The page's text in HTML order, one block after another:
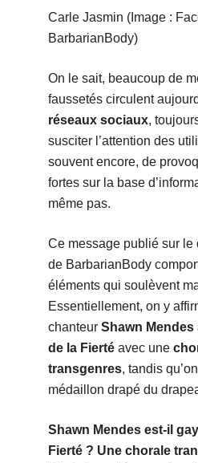
Carle Jasmin (Image :
BarbarianBody)
On le sait, beaucoup de
faussetés circulent
réseaux sociaux,
susciter l’attention des
souvent encore, de
fortes sur la base
même pas.
Ce message publié sur le
de BarbarianBody
éléments qui soulèvent
Essentiellement, on y
chanteur Shawn Mendes
de la Fiertéavec une
transgenres, tandis
médaillon drapé du
Shawn Mendes est-il
Fierté ? Une chorale